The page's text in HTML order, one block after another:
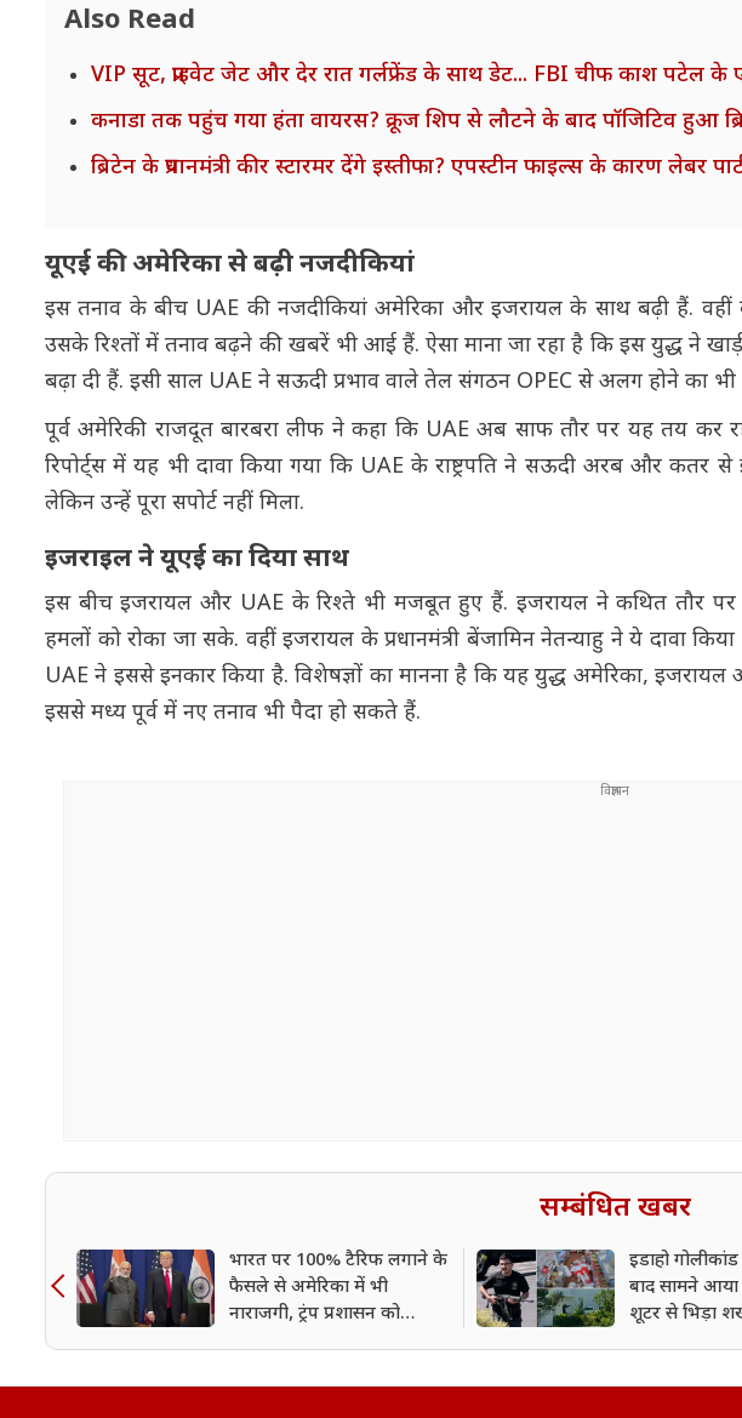
Also Read
VIP सूट, प्राइवेट जेट और देर रात गर्लफ्रेंड के साथ डेट... FBI चीफ काश पटेल के
कनाडा तक पहुंच गया हंता वायरस? क्रूज शिप से लौटने के बाद पॉजिटिव हुआ
ब्रिटेन के प्रधानमंत्री कीर स्टारमर देंगे इस्तीफा? एपस्टीन फाइल्स के कारण लेबर
यूएई की अमेरिका से बढ़ी नजदीकियां
इस तनाव के बीच UAE की नजदीकियां अमेरिका और इजरायल के साथ बढ़ी हैं.
उसके रिश्तों में तनाव बढ़ने की खबरें भी आई हैं. ऐसा माना जा रहा है कि इस युद्ध ने
बढ़ा दी हैं. इसी साल UAE ने सऊदी प्रभाव वाले तेल संगठन OPEC से अलग होने का
पूर्व अमेरिकी राजदूत बारबरा लीफ ने कहा कि UAE अब साफ तौर पर यह तय
रिपोर्ट्स में यह भी दावा किया गया कि UAE के राष्ट्रपति ने सऊदी अरब और कतर
लेकिन उन्हें पूरा सपोर्ट नहीं मिला.
इजराइल ने यूएई का दिया साथ
इस बीच इजरायल और UAE के रिश्ते भी मजबूत हुए हैं. इजरायल ने कथित तौर पर
हमलों को रोका जा सके. वहीं इजरायल के प्रधानमंत्री बेंजामिन नेतन्याहु ने ये दावा किया
UAE ने इससे इनकार किया है. विशेषज्ञों का मानना है कि यह युद्ध अमेरिका,
इससे मध्य पूर्व में नए तनाव भी पैदा हो सकते हैं.
सम्बंधित खबर
भारत पर 100% टैरिफ लगाने के
फैसले से अमेरिका में भी
नाराजगी, ट्रंप प्रशासन को
इडाहो
बाद सामने आया
शूटर से भिड़ा